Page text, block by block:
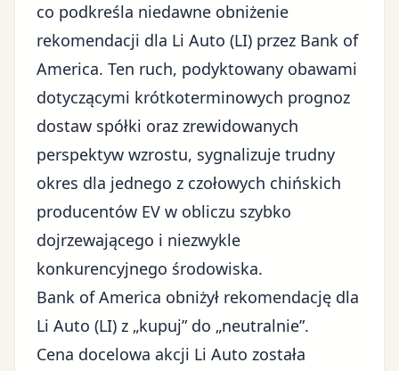
co podkreśla niedawne obniżenie
rekomendacji dla Li Auto (LI) przez Bank of
America. Ten ruch, podyktowany obawami
dotyczącymi krótkoterminowych prognoz
dostaw spółki oraz zrewidowanych
perspektyw wzrostu, sygnalizuje trudny
okres dla jednego z czołowych chińskich
producentów EV w obliczu szybko
dojrzewającego i niezwykle
konkurencyjnego środowiska.
Bank of America obniżył rekomendację dla
Li Auto (LI) z „kupuj” do „neutralnie”.
Cena docelowa akcji Li Auto została